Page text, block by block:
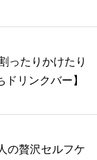
ったりかけたり
リンクバー】
の贅沢セルフケ